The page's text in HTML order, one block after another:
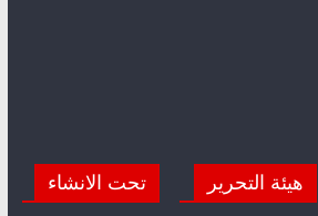
هيئة التحرير تحت الانشاء